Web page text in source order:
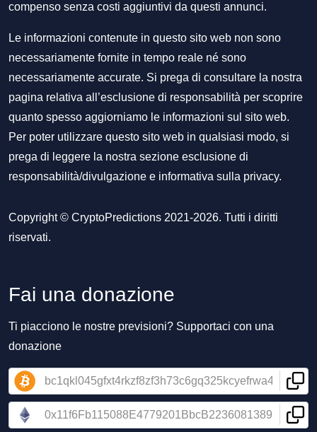
compenso senza costi aggiuntivi da questi annunci.
Le informazioni contenute in questo sito web non sono
necessariamente fornite in tempo reale né sono
necessariamente accurate. Si prega di consultare la nostra
pagina relativa all’esclusione di responsabilità per scoprire
quanto spesso aggiorniamo le informazioni sul sito web.
Per poter utilizzare questo sito web in qualsiasi modo, si
prega di leggere la nostra sezione esclusione di
responsabilità/divulgazione e informativa sulla privacy.
Copyright © CryptoPredictions 2021-2026. Tutti i diritti
riservati.
Fai una donazione
Ti piacciono le nostre previsioni? Supportaci con una
donazione